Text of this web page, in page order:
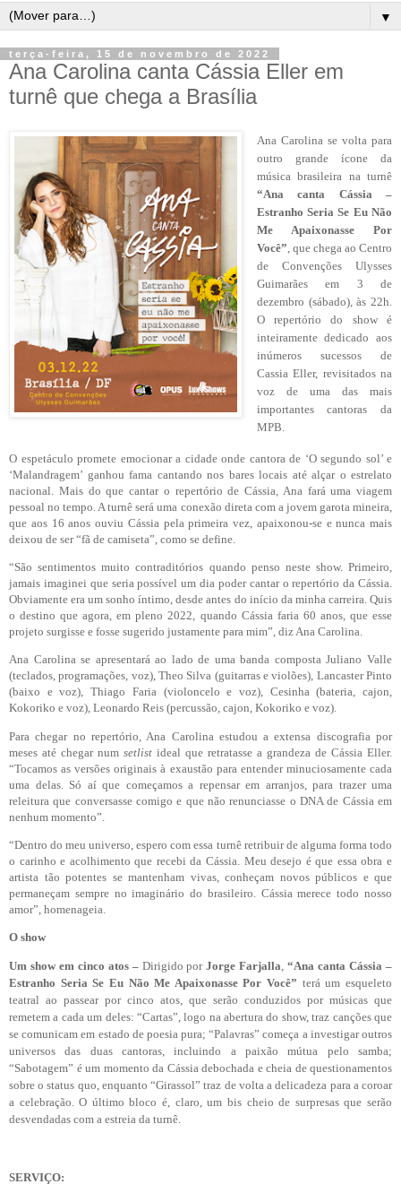
▼
terça-feira, 15 de novembro de 2022
Ana Carolina canta Cássia Eller em
turnê que chega a Brasília
Ana Carolina se volta para
outro grande ícone da
música brasileira na turnê
“Ana canta Cássia –
Estranho Seria Se Eu Não
Me Apaixonasse Por
Você” , que chega ao Centro
de Convenções Ulysses
Guimarães em 3 de
dezembro (sábado), às 22h.
O repertório do show é
inteiramente dedicado aos
inúmeros sucessos de
Cassia Eller, revisitados na
voz de uma das mais
importantes cantoras da
MPB.
O espetáculo promete emocionar a cidade onde cantora de ‘O segundo sol’ e
‘Malandragem’ ganhou fama cantando nos bares locais até alçar o estrelato
nacional. Mais do que cantar o repertório de Cássia, Ana fará uma viagem
pessoal no tempo. A turnê será uma conexão direta com a jovem garota mineira,
que aos 16 anos ouviu Cássia pela primeira vez, apaixonou-se e nunca mais
deixou de ser “fã de camiseta”, como se define.
“São sentimentos muito contraditórios quando penso neste show. Primeiro,
jamais imaginei que seria possível um dia poder cantar o repertório da Cássia.
Obviamente era um sonho íntimo, desde antes do início da minha carreira. Quis
o destino que agora, em pleno 2022, quando Cássia faria 60 anos, que esse
projeto surgisse e fosse sugerido justamente para mim”, diz Ana Carolina.
Ana Carolina se apresentará ao lado de uma banda composta Juliano Valle
(teclados, programações, voz), Theo Silva (guitarras e violões), Lancaster Pinto
(baixo e voz), Thiago Faria (violoncelo e voz), Cesinha (bateria, cajon,
Kokoriko e voz), Leonardo Reis (percussão, cajon, Kokoriko e voz).
Para chegar no repertório, Ana Carolina estudou a extensa discografia por
meses até chegar num setlist ideal que retratasse a grandeza de Cássia Eller.
“Tocamos as versões originais à exaustão para entender minuciosamente cada
uma delas. Só aí que começamos a repensar em arranjos, para trazer uma
releitura que conversasse comigo e que não renunciasse o DNA de Cássia em
nenhum momento”.
“Dentro do meu universo, espero com essa turnê retribuir de alguma forma todo
o carinho e acolhimento que recebi da Cássia. Meu desejo é que essa obra e
artista tão potentes se mantenham vivas, conheçam novos públicos e que
permaneçam sempre no imaginário do brasileiro. Cássia merece todo nosso
amor”, homenageia.
O show
Um show em cinco atos –Dirigido porJorge Farjalla,“Ana canta Cássia –
Estranho Seria Se Eu Não Me Apaixonasse Por Você” terá um esqueleto
teatral ao passear por cinco atos, que serão conduzidos por músicas que
remetem a cada um deles: “Cartas”, logo na abertura do show, traz canções que
se comunicam em estado de poesia pura; “Palavras” começa a investigar outros
universos das duas cantoras, incluindo a paixão mútua pelo samba;
“Sabotagem” é um momento da Cássia debochada e cheia de questionamentos
sobre o status quo, enquanto “Girassol” traz de volta a delicadeza para a coroar
a celebração. O último bloco é, claro, um bis cheio de surpresas que serão
desvendadas com a estreia da turnê.
SERVIÇO: